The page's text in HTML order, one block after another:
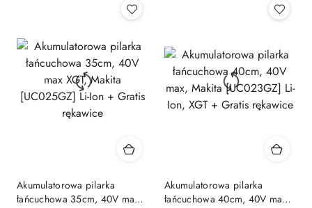
Akumulatorowa pilarka
łańcuchowa 35cm, 40V max
Akumulatorowa pilarka
łańcuchowa 40cm, 40V max,